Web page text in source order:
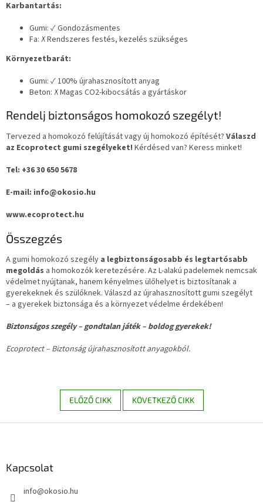
Karbantartás:
Gumi: ✓ Gondozásmentes
Fa: ✗ Rendszeres festés, kezelés szükséges
Környezetbarát:
Gumi: ✓ 100% újrahasznosított anyag
Beton: ✗ Magas CO2-kibocsátás a gyártáskor
Rendelj biztonságos homokozó szegélyt!
Tervezed a homokozó felújítását vagy új homokozó építését? Válaszd
az Ecoprotect gumi szegélyeket! Kérdésed van? Keress minket!
Tel: +36 30 650 5678
E-mail: info@okosio.hu
www.ecoprotect.hu
Összegzés
A gumi homokozó szegély a legbiztonságosabb és legtartósabb
megoldás a homokozók keretezésére. Az L-alakú padelemek nemcsak
védelmet nyújtanak, hanem kényelmes ülőhelyet is biztosítanak a
gyerekeknek és szülőknek. Válaszd az újrahasznosított gumi szegélyt
– a gyerekek biztonsága és a környezet védelme érdekében!
Biztonságos szegély – gondtalan játék – boldog gyerekek!
Ecoprotect – Biztonság újrahasznosított anyagokból.
ELŐZŐ CIKK KÖVETKEZŐ CIKK
Kapcsolat
info@okosio.hu